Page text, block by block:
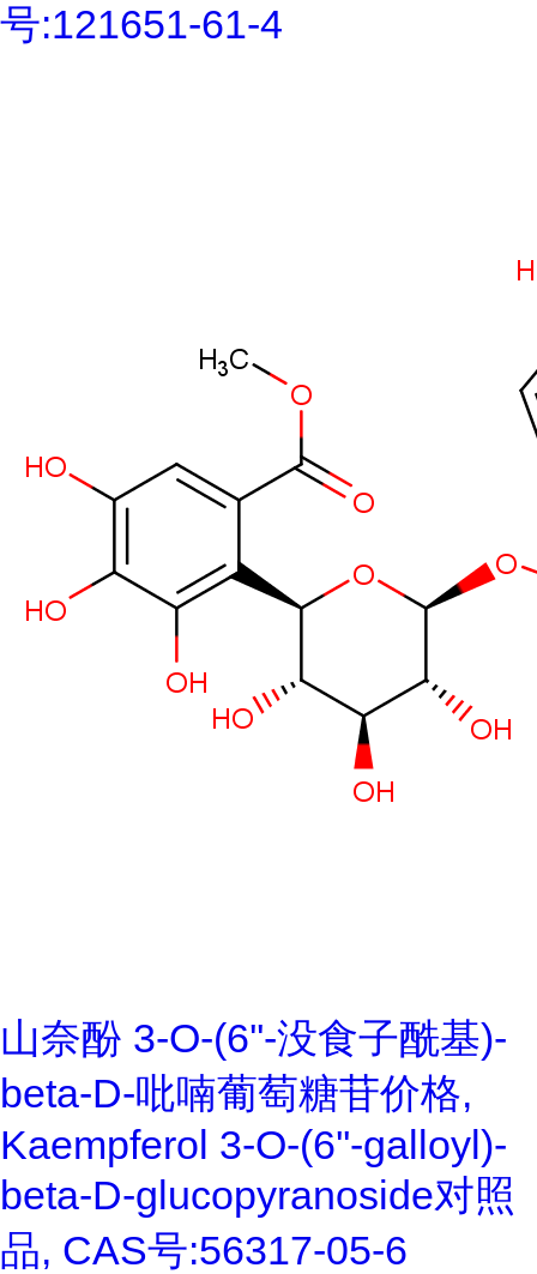
号:121651-61-4
山奈酚 3-O-(6''-没食子酰基)-
beta-D-吡喃葡萄糖苷价格,
Kaempferol 3-O-(6''-galloyl)-
beta-D-glucopyranoside对照
品, CAS号:56317-05-6